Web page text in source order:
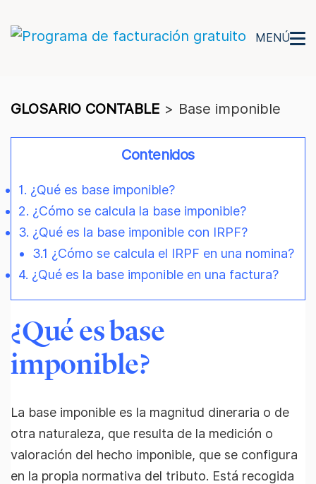
MENÚ
GLOSARIO CONTABLE > Base imponible
Contenidos
1. ¿Qué es base imponible?
2. ¿Cómo se calcula la base imponible?
3. ¿Qué es la base imponible con IRPF?
3.1 ¿Cómo se calcula el IRPF en una nomina?
4. ¿Qué es la base imponible en una factura?
¿Qué es base
imponible?
La base imponible es la magnitud dineraria o de
otra naturaleza, que resulta de la medición o
valoración del hecho imponible, que se configura
en la propia normativa del tributo. Está recogida